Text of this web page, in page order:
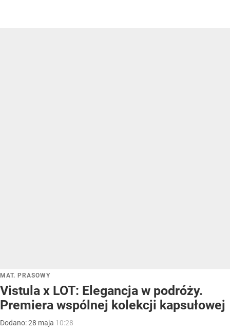
MAT. PRASOWY
Vistula x LOT: Elegancja w podróży.
Premiera wspólnej kolekcji kapsułowej
Dodano:28 maja 10:28